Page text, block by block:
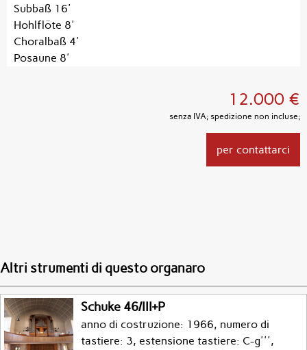
Subbaß 16'
Hohlflöte 8'
Choralbaß 4'
Posaune 8'
12.000 €
senza IVA; spedizione non incluse;
per contattarci
Altri strumenti di questo organaro
Schuke 46/III+P
anno di costruzione: 1966, numero di
tastiere: 3, estensione tastiere: C-g''',